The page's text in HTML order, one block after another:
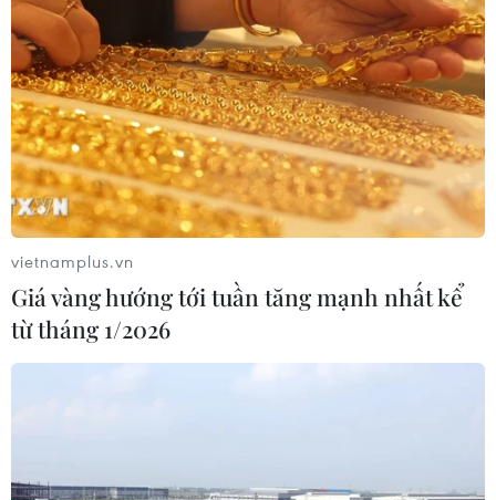
thử khi đến Quy Nhơn
07/08/2026 00:00
Chưa có bằng chứng truyền máu trẻ
giúp chống lão hóa
06/08/2026 23:16
Xung đột Israel-Hamas: Ít nhất 300
trẻ em thiệt mạng trong 300 ngày
qua
Nước thải từ máy bay có thể giúp
vietnamplus.vn
Giá vàng hướng tới tuần tăng mạnh nhất kể
từ tháng 1/2026